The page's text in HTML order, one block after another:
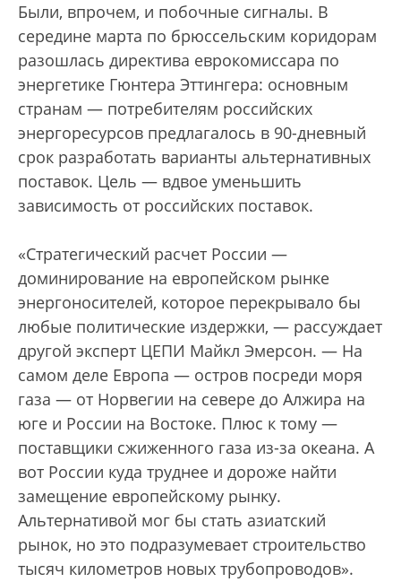
Были, впрочем, и побочные сигналы. В
середине марта по брюссельским коридорам
разошлась директива еврокомиссара по
энергетике Гюнтера Эттингера: основным
странам — потребителям российских
энергоресурсов предлагалось в 90-дневный
срок разработать варианты альтернативных
поставок. Цель — вдвое уменьшить
зависимость от российских поставок.
«Стратегический расчет России —
доминирование на европейском рынке
энергоносителей, которое перекрывало бы
любые политические издержки, — рассуждает
другой эксперт ЦЕПИ Майкл Эмерсон. — На
самом деле Европа — остров посреди моря
газа — от Норвегии на севере до Алжира на
юге и России на Востоке. Плюс к тому —
поставщики сжиженного газа из-за океана. А
вот России куда труднее и дороже найти
замещение европейскому рынку.
Альтернативой мог бы стать азиатский
рынок, но это подразумевает строительство
тысяч километров новых трубопроводов».